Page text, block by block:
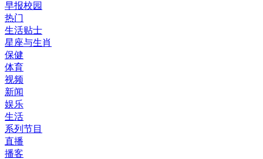
早报校园
热门
生活贴士
星座与生肖
保健
体育
视频
新闻
娱乐
生活
系列节目
直播
播客